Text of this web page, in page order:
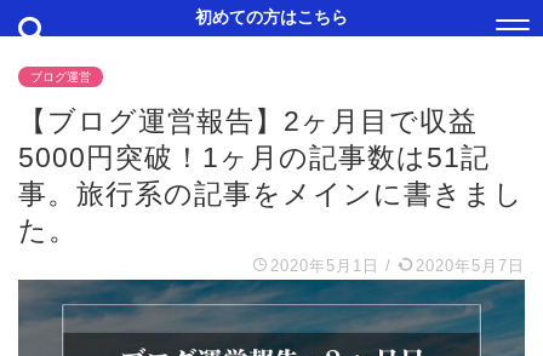
初めての方はこちら
ブログ運営
【ブログ運営報告】2ヶ月目で収益
5000円突破！1ヶ月の記事数は51記
事。旅行系の記事をメインに書きまし
た。
2020年5月1日 / 2020年5月7日